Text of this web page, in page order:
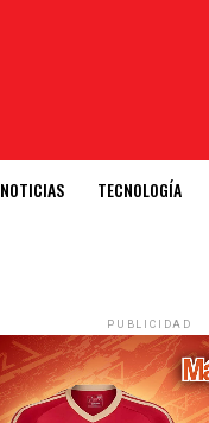
NOTICIAS TECNOLOGÍA
PUBLICIDAD